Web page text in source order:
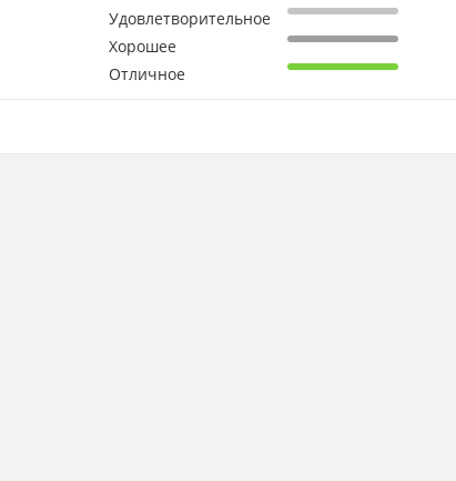
Удовлетворительное
Хорошее
Отличное